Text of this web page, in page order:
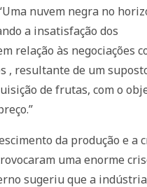
nuvem negra no
a insatisfação dos
relação às negociações
, resultante de um
de frutas, com o
da produção e a
uma enorme
sugeriu que a indústria